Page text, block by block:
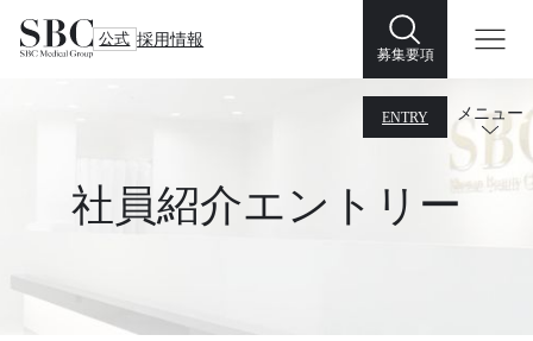
公式 採用情報
募集要項
ENTRY メニュー
社員紹介エントリー